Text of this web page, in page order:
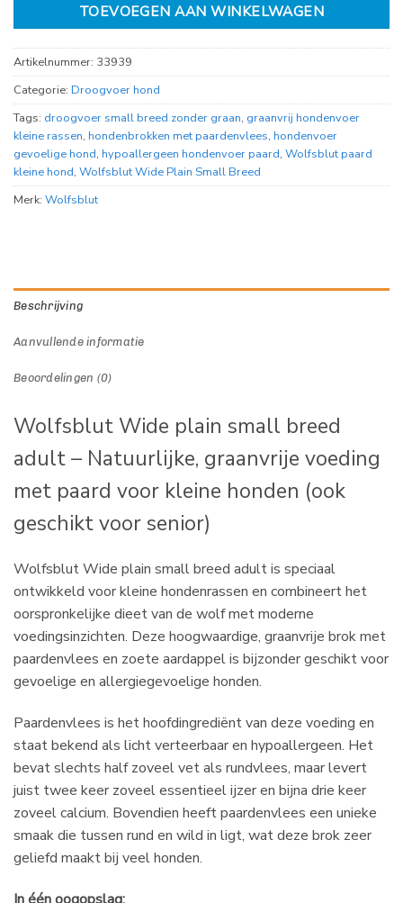
TOEVOEGEN AAN WINKELWAGEN
Artikelnummer: 33939
Categorie: Droogvoer hond
Tags: droogvoer small breed zonder graan, graanvrij hondenvoer
kleine rassen, hondenbrokken met paardenvlees, hondenvoer
gevoelige hond, hypoallergeen hondenvoer paard, Wolfsblut paard
kleine hond, Wolfsblut Wide Plain Small Breed
Merk: Wolfsblut
Beschrijving
Aanvullende informatie
Beoordelingen (0)
Wolfsblut Wide plain small breed
adult – Natuurlijke, graanvrije voeding
met paard voor kleine honden (ook
geschikt voor senior)
Wolfsblut Wide plain small breed adult is speciaal
ontwikkeld voor kleine hondenrassen en combineert het
oorspronkelijke dieet van de wolf met moderne
voedingsinzichten. Deze hoogwaardige, graanvrije brok met
paardenvlees en zoete aardappel is bijzonder geschikt voor
gevoelige en allergiegevoelige honden.
Paardenvlees is het hoofdingrediënt van deze voeding en
staat bekend als licht verteerbaar en hypoallergeen. Het
bevat slechts half zoveel vet als rundvlees, maar levert
juist twee keer zoveel essentieel ijzer en bijna drie keer
zoveel calcium. Bovendien heeft paardenvlees een unieke
smaak die tussen rund en wild in ligt, wat deze brok zeer
geliefd maakt bij veel honden.